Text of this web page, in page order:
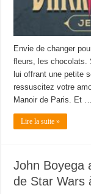
Envie de changer
fleurs, les chocolats.
lui offrant une petite
ressuscitez votre
Manoir de Paris. Et …
Lire la suite »
John Boyega
de Star Wars